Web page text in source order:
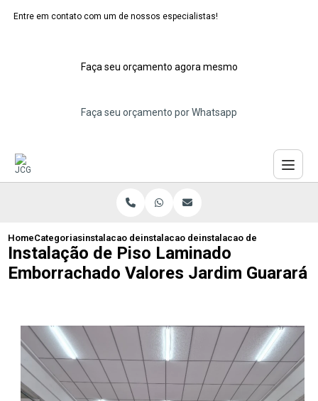
Entre em contato com um de nossos especialistas!
Faça seu orçamento agora mesmo
Faça seu orçamento por Whatsapp
HomeCategoriasinstalacao de pisos laminados
instalacao de piso laminado escuro
instalacao de piso
Instalação de Piso Laminado
Emborrachado Valores Jardim Guarará